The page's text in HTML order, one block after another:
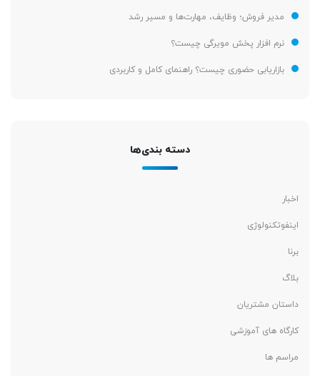
مدیر فروش؛ وظایف، مهارت‌ها و مسیر رشد
نرم افزار پخش مویرگی چیست؟
بازاریابی حضوری چیست؟ راهنمای کامل و کاربردی
دسته بندی‌ها
اخبار
اینفوتکنولوژی
برنا
بلاگ
داستان مشتریان
کارگاه های آموزشی
مراسم ها